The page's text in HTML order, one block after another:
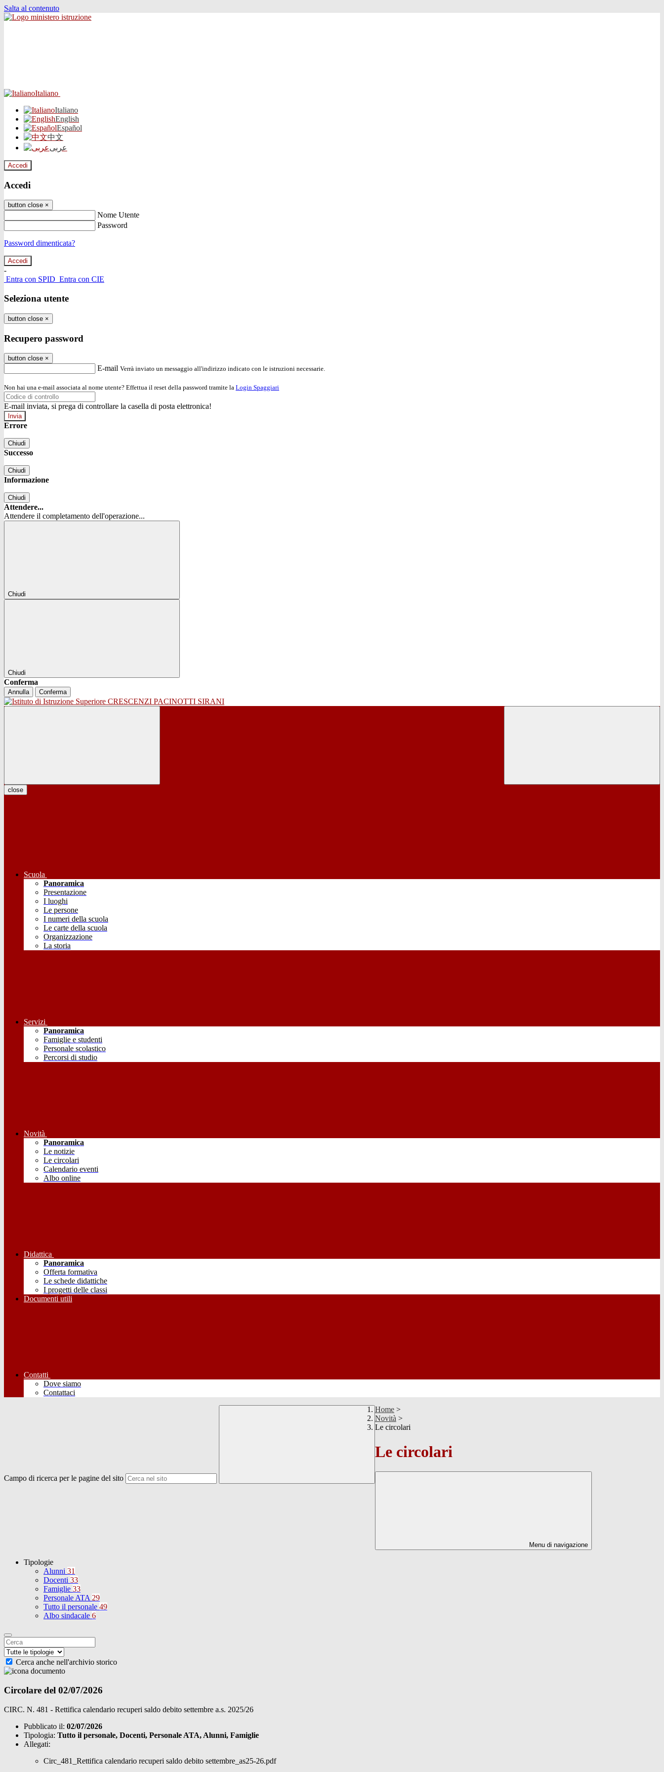
Salta al contenuto
Italiano
Italiano
English
Español
中文
عربى
Accedi
Accedi
button close ×
Nome Utente
Password
Password dimenticata?
-
Entra con SPID Entra con CIE
Seleziona utente
button close ×
Recupero password
button close ×
E-mail Verrà inviato un messaggio all'indirizzo indicato con le istruzioni necessarie.
Non hai una e-mail associata al nome utente? Effettua il reset della password tramite la Login Spaggiari
E-mail inviata, si prega di controllare la casella di posta elettronica!
Errore
Chiudi
Successo
Chiudi
Informazione
Chiudi
Attendere...
Attendere il completamento dell'operazione...
Chiudi
Chiudi
Conferma
Annulla Conferma
close
Scuola
Panoramica
Presentazione
I luoghi
Le persone
I numeri della scuola
Le carte della scuola
Organizzazione
La storia
Servizi
Panoramica
Famiglie e studenti
Personale scolastico
Percorsi di studio
Novità
Panoramica
Le notizie
Le circolari
Calendario eventi
Albo online
Didattica
Panoramica
Offerta formativa
Le schede didattiche
I progetti delle classi
Documenti utili
Contatti
Dove siamo
Contattaci
Campo di ricerca per le pagine del sito
Home >
Novità >
Le circolari
Le circolari
Menu di navigazione
Tipologie
Alunni 31
Docenti 33
Famiglie 33
Personale ATA 29
Tutto il personale 49
Albo sindacale 6
Cerca anche nell'archivio storico
Circolare del 02/07/2026
CIRC. N. 481 - Rettifica calendario recuperi saldo debito settembre a.s. 2025/26
Pubblicato il: 02/07/2026
Tipologia: Tutto il personale, Docenti, Personale ATA, Alunni, Famiglie
Allegati:
Circ_481_Rettifica calendario recuperi saldo debito settembre_as25-26.pdf